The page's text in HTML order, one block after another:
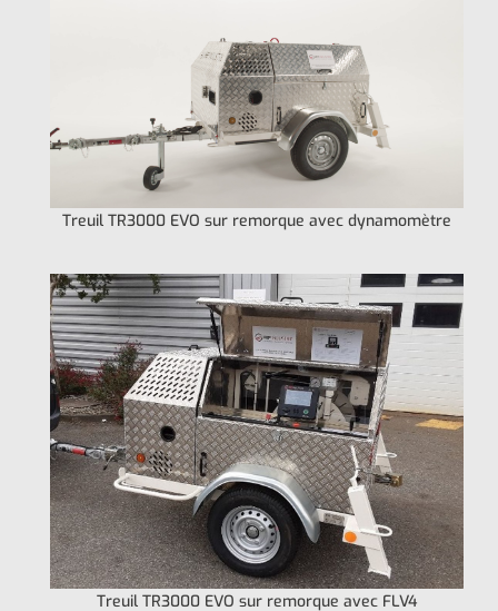
Treuil TR3000 EVO sur remorque avec dynamomètre
Treuil TR3000 EVO sur remorque avec FLV4